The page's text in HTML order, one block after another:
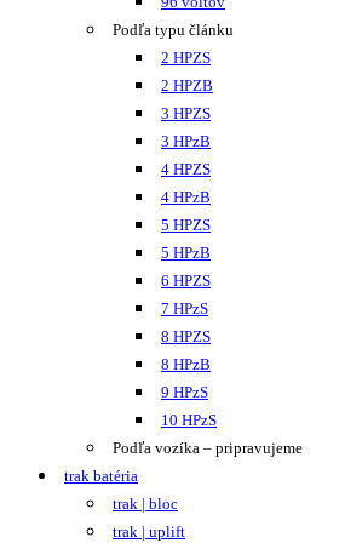
Podľa typu článku
2 HPZS
2 HPZB
3 HPZS
3 HPzB
4 HPZS
4 HPzB
5 HPZS
5 HPzB
6 HPZS
7 HPzS
8 HPZS
8 HPzB
9 HPzS
10 HPzS
Podľa vozíka – pripravujeme
trak batéria
trak | bloc
trak | uplift